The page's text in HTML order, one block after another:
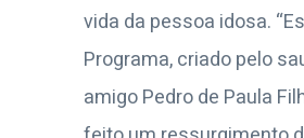
vida da pessoa idosa.
Programa, criado pelo
amigo Pedro de Paula